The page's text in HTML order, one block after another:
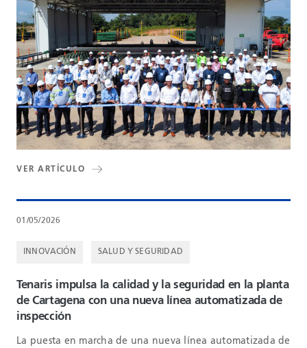
VER ARTÍCULO
01/05/2026
INNOVACIÓN SALUD Y SEGURIDAD
Tenaris impulsa la calidad y la seguridad en la planta
de Cartagena con una nueva línea automatizada de
inspección
La puesta en marcha de una nueva línea automatizada de